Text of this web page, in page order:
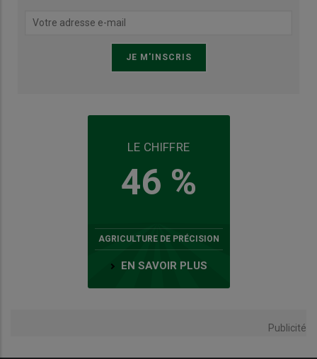
LE CHIFFRE
46 %
AGRICULTURE DE PRÉCISION
EN SAVOIR PLUS
Publicité